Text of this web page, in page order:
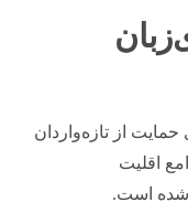
حمایت از تازه‌واردان
اقلیت
شده است.